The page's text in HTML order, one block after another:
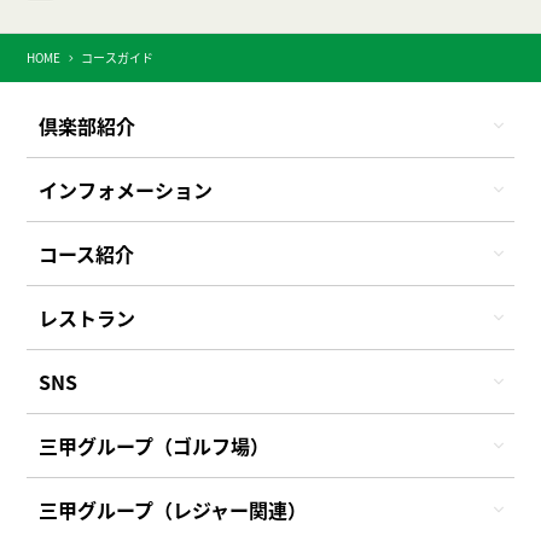
HOME コースガイド
倶楽部紹介
インフォメーション
コース紹介
レストラン
SNS
三甲グループ（ゴルフ場）
三甲グループ（レジャー関連）